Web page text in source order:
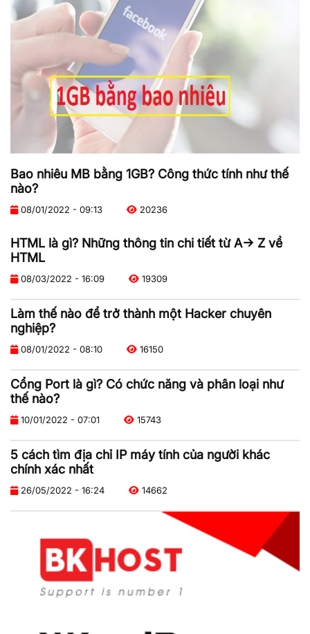
Bao nhiêu MB bằng 1GB? Công thức tính như thế
nào?
08/01/2022 - 09:13 20236
HTML là gì? Những thông tin chi tiết từ A-> Z về
HTML
08/03/2022 - 16:09 19309
Làm thế nào để trở thành một Hacker chuyên
nghiệp?
08/01/2022 - 08:10 16150
Cổng Port là gì? Có chức năng và phân loại như
thế nào?
10/01/2022 - 07:01 15743
5 cách tìm địa chỉ IP máy tính của người khác
chính xác nhất
26/05/2022 - 16:24 14662